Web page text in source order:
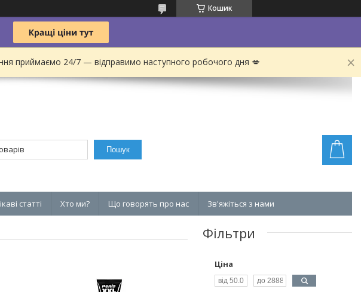
Кошик
приймаємо 24/7 — відправимо наступного робочого дня 💋
Пошук
статті Хто ми? Що говорять про нас Зв'яжіться з нами
Фільтри
Ціна